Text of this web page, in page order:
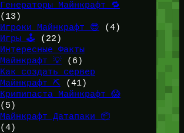
Генераторы Майнкрафт 🔁
(13)
Игроки Майнкрафт 😎 (4)
Игры 🕹️ (22)
Интересные Факты
Майнкрафт 💡(6)
Как создать сервер
Майнкрафт ⛏️ (41)
Крипипаста Майнкрафт 😱
(5)
Майнкрафт Датапаки 📦
(4)